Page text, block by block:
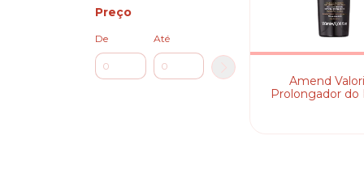
Preço
De Até
Amend
Prolongador do